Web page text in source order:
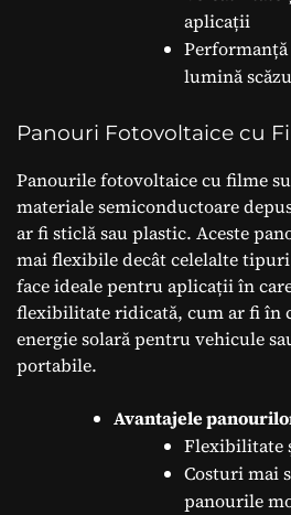
aplicații
lumină
Panouri Fotovoltaice cu
Panourile fotovoltaice cu filme
materiale semiconductoare
ar fi sticlă sau plastic. Aceste
mai flexibile decât celelalte tipuri
face ideale pentru aplicații în
flexibilitate ridicată, cum ar fi în
energie solară pentru vehicule
portabile.
Avantajele
Flexibilitate
Costuri mai
panourile